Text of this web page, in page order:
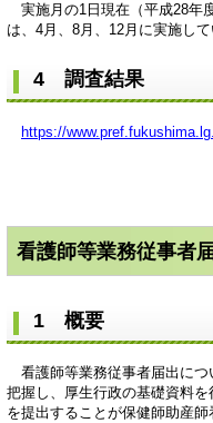
実施月の1日現在（平成28年
は、4月、8月、12月に実施して
4 調査結果
https://
看護師等業務従事者
1 概要
看護師等業務従事者届出につ
把握し、厚生行政の基礎資料
を提出することが保健師助産